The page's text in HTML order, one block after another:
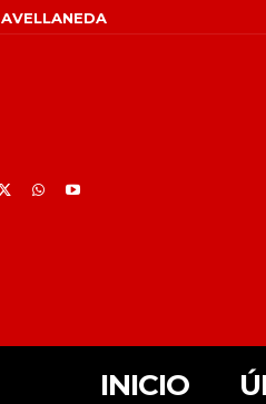
AVELLANEDA
INICIO